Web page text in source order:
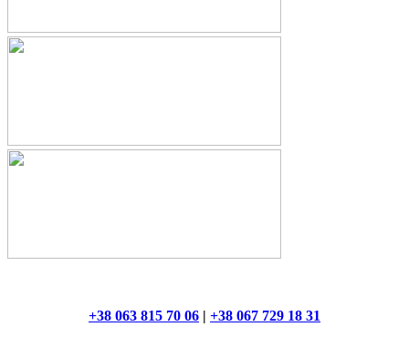
+38 063 815 70 06 | +38 067 729 18 31